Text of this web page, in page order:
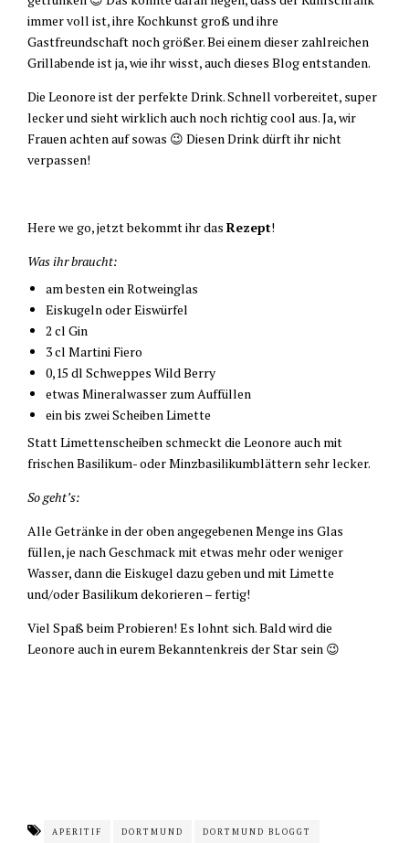
immer voll ist, ihre Kochkunst groß und ihre
Gastfreundschaft noch größer. Bei einem dieser zahlreichen
Grillabende ist ja, wie ihr wisst, auch dieses Blog entstanden.
Die Leonore ist der perfekte Drink. Schnell vorbereitet, super
lecker und sieht wirklich auch noch richtig cool aus. Ja, wir
Frauen achten auf sowas 😉 Diesen Drink dürft ihr nicht
verpassen!
Here we go, jetzt bekommt ihr das Rezept!
Was ihr braucht:
am besten ein Rotweinglas
Eiskugeln oder Eiswürfel
2 cl Gin
3 cl Martini Fiero
0,15 dl Schweppes Wild Berry
etwas Mineralwasser zum Auffüllen
ein bis zwei Scheiben Limette
Statt Limettenscheiben schmeckt die Leonore auch mit
frischen Basilikum- oder Minzbasilikumblättern sehr lecker.
So geht’s:
Alle Getränke in der oben angegebenen Menge ins Glas
füllen, je nach Geschmack mit etwas mehr oder weniger
Wasser, dann die Eiskugel dazu geben und mit Limette
und/oder Basilikum dekorieren – fertig!
Viel Spaß beim Probieren! Es lohnt sich. Bald wird die
Leonore auch in eurem Bekanntenkreis der Star sein 😉
APERITIF DORTMUND DORTMUND BLOGGT